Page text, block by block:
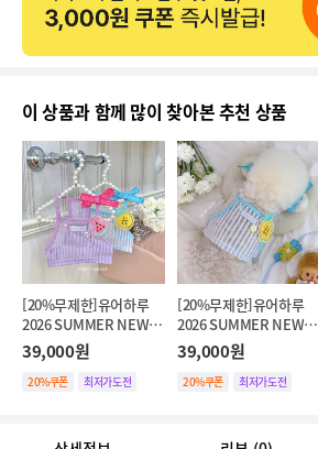
이 상품과 함께 많이 찾아본 추천 상품
[20%무제한]유어하루
2026 SUMMER NEW 트
로피컬 아이스 슬리브리
스 퍼플 Tropical Ice
Sleeveless purple
39,000원
20%쿠폰 최저가도전
[20%무제한]유어하루
2026 SUMMER NEW 트
로피컬 아이스 슬리브리
스 블루 Tropical Ice
Sleeveless blue
39,000원
20%쿠폰 최저가도전